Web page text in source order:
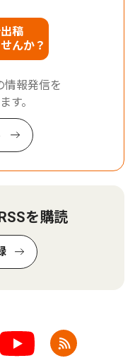
稿
んか？
情報発信を
す。
を購読